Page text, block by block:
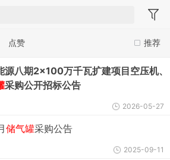
推荐
点赞
源八期2×100万千瓦扩建项目空压机、
采购公开招标公告
2026-05-27
储气罐采购公告
2025-09-11